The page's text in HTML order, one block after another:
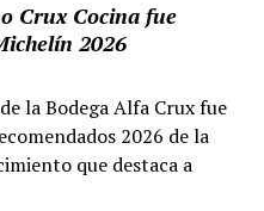
Crux Cocina fue
2026
la Bodega Alfa Crux fue
2026 de la
que destaca a